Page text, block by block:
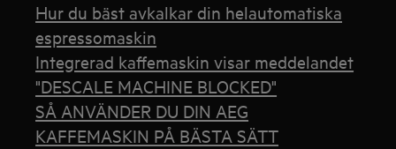
Hur du bäst avkalkar din helautomatiska
espressomaskin
Integrerad kaffemaskin visar meddelandet
"DESCALE MACHINE BLOCKED"
SÅ ANVÄNDER DU DIN AEG
KAFFEMASKIN PÅ BÄSTA SÄTT